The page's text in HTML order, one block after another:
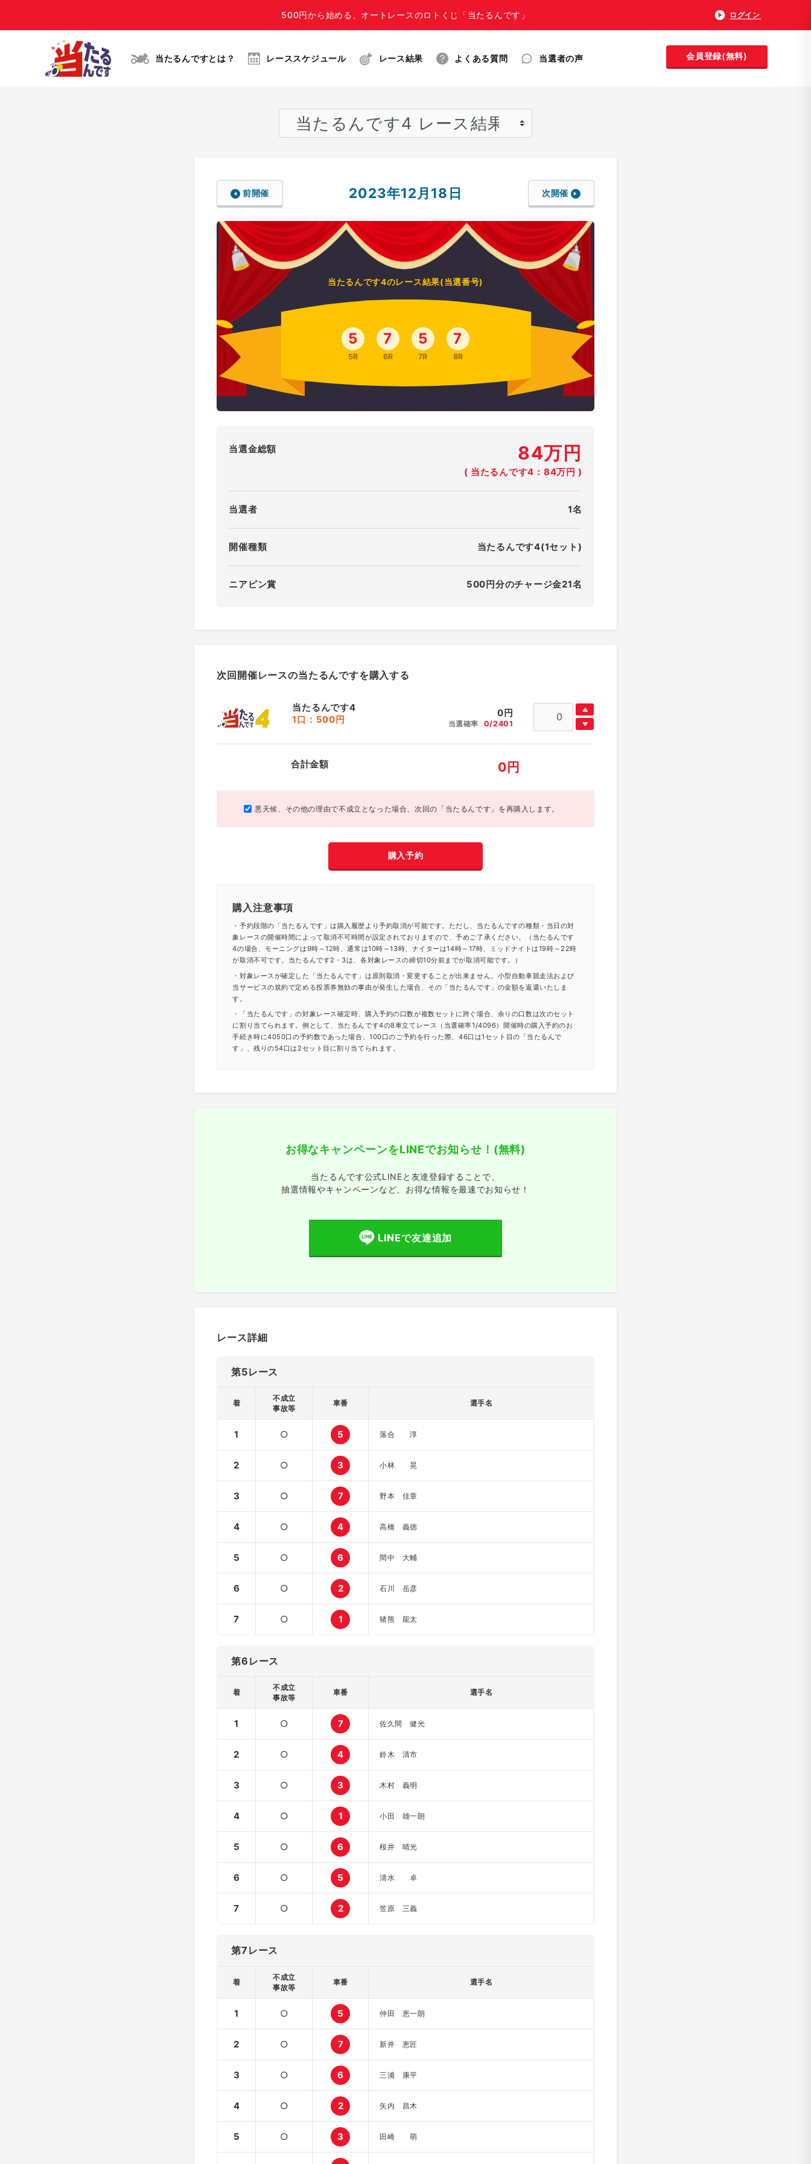
500円から始める、オートレースのロトくじ「当たるんです」 ログイン
当たるんですとは？ レーススケジュール レース結果 よくある質問 当選者の声 会員登録(無料)
前開催 2023年12月18日 次開催
当たるんです4のレース結果(当選番号)
5
5R
7
6R
5
7R
7
8R
当選金総額 84万円
( 当たるんです4：84万円 )
当選者 1名
開催種類 当たるんです4(1セット)
ニアピン賞 500円分のチャージ金21名
次回開催レースの当たるんですを購入する
当たるんです4
1口：500円
0円
当選確率 0/2401
合計金額 0 円
悪天候、その他の理由で不成立となった場合、次回の「当たるんです」を再購入します。
購入予約
購入注意事項
・予約段階の「当たるんです」は購入履歴より予約取消が可能です。ただし、当たるんですの種類・当日の対
象レースの開催時間によって取消不可時間が設定されておりますので、予めご了承ください。（当たるんです
4の場合、モーニングは9時～12時、通常は10時～13時、ナイターは14時～17時、ミッドナイトは19時～22時
が取消不可です。当たるんです2・3は、各対象レースの締切10分前までが取消可能です。）
・対象レースが確定した「当たるんです」は原則取消・変更することが出来ません。小型自動車競走法および
当サービスの規約で定める投票券無効の事由が発生した場合、その「当たるんです」の金額を返還いたしま
す。
・「当たるんです」の対象レース確定時、購入予約の口数が複数セットに跨ぐ場合、余りの口数は次のセット
に割り当てられます。例として、当たるんです4の8車立てレース（当選確率1/4096）開催時の購入予約のお
手続き時に4050口の予約数であった場合、100口のご予約を行った際、46口は1セット目の「当たるんで
す」、残りの54口は2セット目に割り当てられます。
お得なキャンペーンをLINEでお知らせ！ (無料)
当たるんです公式LINEと友達登録することで、
抽選情報やキャンペーンなど、 お得な情報を最速でお知らせ！
LINEで友達追加
レース詳細
第5レース
着
不成立
事故等
車番 選手名
1 ○ 5 落合 淳
2 ○ 3 小林 晃
3 ○ 7 野本 佳章
4 ○ 4 高橋 義徳
5 ○ 6 間中 大輔
6 ○ 2 石川 岳彦
7 ○ 1 猪熊 龍太
第6レース
着
不成立
事故等
車番 選手名
1 ○ 7 佐久間 健光
2 ○ 4 鈴木 清市
3 ○ 3 木村 義明
4 ○ 1 小田 雄一朗
5 ○ 6 桜井 晴光
6 ○ 5 清水 卓
7 ○ 2 笠原 三義
第7レース
着
不成立
事故等
車番 選手名
1 ○ 5 仲田 恵一朗
2 ○ 7 新井 恵匠
3 ○ 6 三浦 康平
4 ○ 2 矢内 昌木
5 ○ 3 田崎 萌